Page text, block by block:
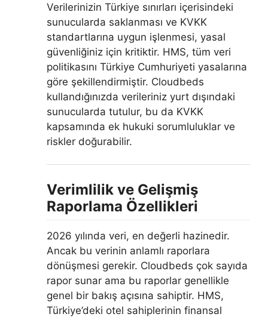
Verilerinizin Türkiye sınırları içerisindeki
sunucularda saklanması ve KVKK
standartlarına uygun işlenmesi, yasal
güvenliğiniz için kritiktir. HMS, tüm veri
politikasını Türkiye Cumhuriyeti yasalarına
göre şekillendirmiştir. Cloudbeds
kullandığınızda verileriniz yurt dışındaki
sunucularda tutulur, bu da KVKK
kapsamında ek hukuki sorumluluklar ve
riskler doğurabilir.
Verimlilik ve Gelişmiş
Raporlama Özellikleri
2026 yılında veri, en değerli hazinedir.
Ancak bu verinin anlamlı raporlara
dönüşmesi gerekir. Cloudbeds çok sayıda
rapor sunar ama bu raporlar genellikle
genel bir bakış açısına sahiptir. HMS,
Türkiye’deki otel sahiplerinin finansal